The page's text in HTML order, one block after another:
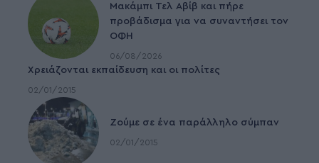
Μακάμπι Τελ Αβίβ και πήρε
προβάδισμα για να συναντήσει τον
ΟΦΗ
06/08/2026
Χρειάζονται εκπαίδευση και οι πολίτες
02/01/2015
Ζούμε σε ένα παράλληλο σύμπαν
02/01/2015